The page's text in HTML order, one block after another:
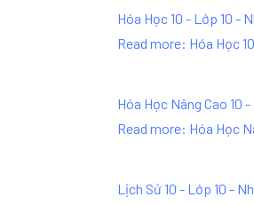
Hóa Học 10 - Lớp 10 -
Read more: Hóa Học
Hóa Học Nâng Cao 10
Read more: Hóa Học
Lịch Sử 10 - Lớp 10 -